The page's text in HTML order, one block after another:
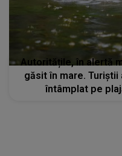
Autoritățile, în alertă
găsit în mare.
întâmplat pe